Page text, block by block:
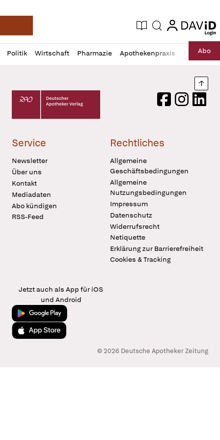
Deutsche Apotheker Zeitung
Aktuelle Ausgabe
Suche login
login
Politik Wirtschaft Pharmazie Apothekenpraxis RechtAbo
Profil
öffnen
Daz
Pur
Deutscher Apotheker Verlag Logo
FacebookInstagram
Service
Newsletter
Über uns
Kontakt
Mediadaten
Abo kündigen
RSS-Feed
Rechtliches
Allgemeine
Geschäftsbedingungen
Allgemeine
Nutzungsbedingungen
Impressum
Datenschutz
Widerrufsrecht
Netiquette
Erklärung zur Barrierefreiheit
Cookies & Tracking
Jetzt auch als App für iOS
und Android
Jetzt bei Google Play
Laden im App Store
© 2026 Deutsche Apotheker Zeitung